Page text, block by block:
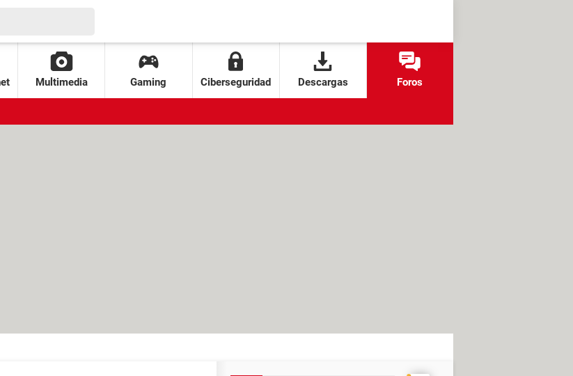
Multimedia Gaming Ciberseguridad Descargas Foros